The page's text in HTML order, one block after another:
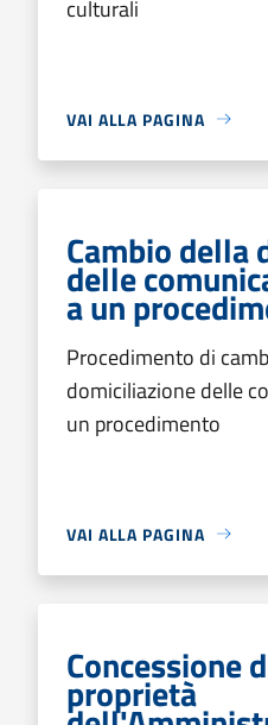
culturali
VAI ALLA PAGINA
Cambio della
delle
a un
Procedimento di
domiciliazione delle
un procedimento
VAI ALLA PAGINA
Concessione
proprietà